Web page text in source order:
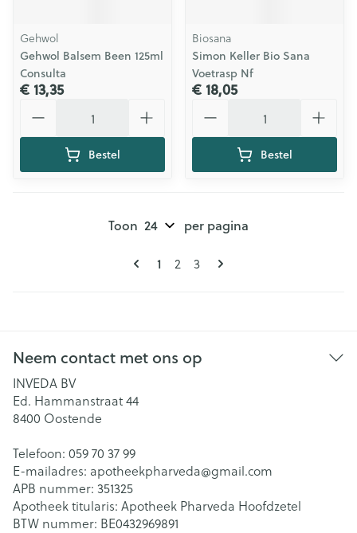
Gehwol
Gehwol Balsem Been 125ml
Consulta
€ 13,35
Bestel
Biosana
Simon Keller Bio Sana
Voetrasp Nf
€ 18,05
Bestel
Pagina's
U lees momenteel pagina
1 Pagina
2 Pagina
3
Toon per pagina
Neem contact met ons op
INVEDA BV
Ed. Hammanstraat 44
8400 Oostende
Telefoon: 059 70 37 99
E-mailadres: apotheekpharveda@gmail.com
APB nummer: 351325
Apotheek titularis: Apotheek Pharveda Hoofdzetel
BTW nummer: BE0432969891